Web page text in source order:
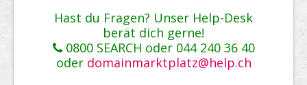
Hast du Fragen? Unser Help-Desk
berät dich gerne!
0800 SEARCH oder 044 240 36 40
oder domainmarktplatz@help.ch